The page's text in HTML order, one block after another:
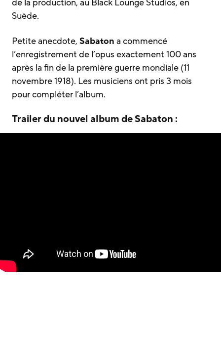
de la production, au Black Lounge Studios, en
Suède.
Petite anecdote, Sabaton a commencé
l’enregistrement de l’opus exactement 100 ans
après la fin de la première guerre mondiale (11
novembre 1918). Les musiciens ont pris 3 mois
pour compléter l’album.
Trailer du nouvel album de Sabaton :